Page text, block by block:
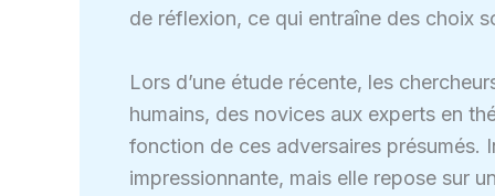
de réflexion, ce qui entraîne des choix
Lors d’une étude récente, les
humains, des novices aux experts en
fonction de ces adversaires présumés.
impressionnante, mais elle repose sur